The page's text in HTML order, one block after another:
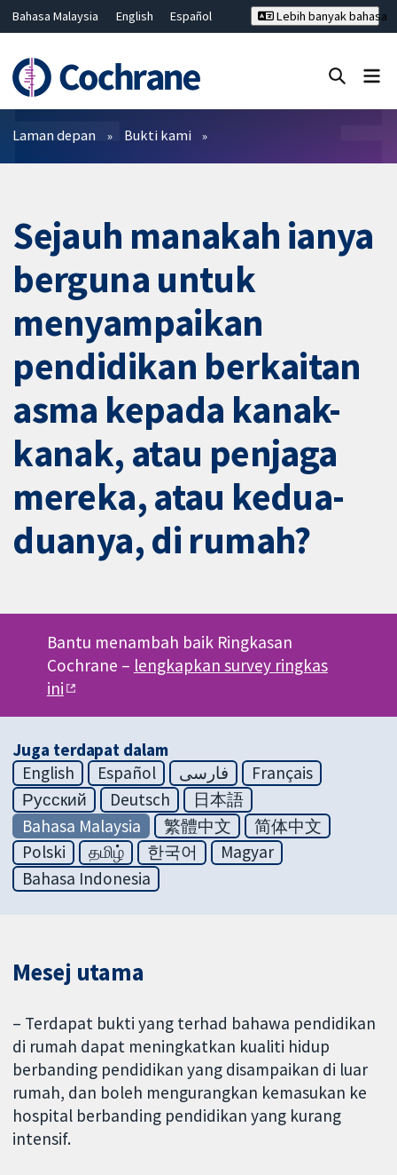
Bahasa Malaysia English
Español
Hrvatski
Deutsch ไทย
繁體中文
简体中文
Lebih banyak bahasa
Penapis
Laman depan Bukti kami
Sejauh manakah ianya
berguna untuk
menyampaikan
pendidikan berkaitan
asma kepada kanak-
kanak, atau penjaga
mereka, atau kedua-
duanya, di rumah?
Bantu menambah baik Ringkasan
Cochrane – lengkapkan survey ringkas
ini
Juga terdapat dalam
English
Español فارسی
Français
Русский
Deutsch
日本語
Bahasa Malaysia
繁體中文
简体中文
Polski
தமிழ் 한국어
Magyar
Bahasa Indonesia
Mesej utama
– Terdapat bukti yang terhad bahawa pendidikan
di rumah dapat meningkatkan kualiti hidup
berbanding pendidikan yang disampaikan di luar
rumah, dan boleh mengurangkan kemasukan ke
hospital berbanding pendidikan yang kurang
intensif.